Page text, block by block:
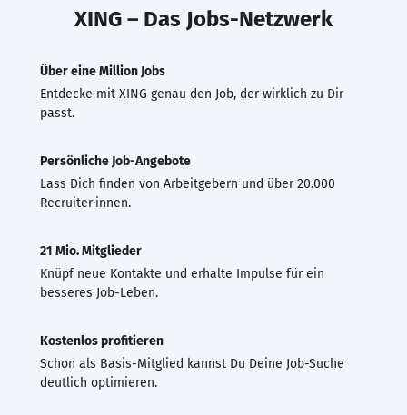
XING – Das Jobs-Netzwerk
Über eine Million Jobs
Entdecke mit XING genau den Job, der wirklich zu Dir
passt.
Persönliche Job-Angebote
Lass Dich finden von Arbeitgebern und über 20.000
Recruiter·innen.
21 Mio. Mitglieder
Knüpf neue Kontakte und erhalte Impulse für ein
besseres Job-Leben.
Kostenlos profitieren
Schon als Basis-Mitglied kannst Du Deine Job-Suche
deutlich optimieren.